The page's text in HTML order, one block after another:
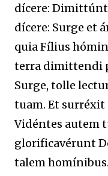
dícere:
dícere: Surge et
quia Fílius
terra dimittendi
Surge, tolle
tuam. Et
Vidéntes autem
glorificavérunt
talem homínibus.